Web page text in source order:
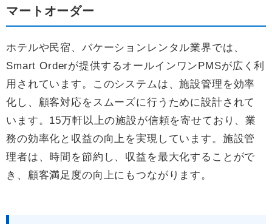
マートオーダー
ホテルや民宿、バケーションレンタル業界では、
Smart Orderが提供するオールインワンPMSが広く利
用されています。このシステムは、施設管理を効率
化し、顧客対応をスムーズに行うために設計されて
います。15万軒以上の施設が信頼を寄せており、業
務の効率化と収益の向上を実現しています。施設管
理者は、時間を節約し、収益を最大化することがで
き、顧客満足度の向上にもつながります。